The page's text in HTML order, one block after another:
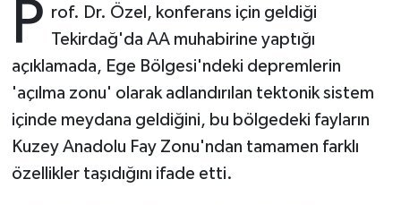
P rof. Dr. Özel, konferans için geldiği
Tekirdağ'da AA muhabirine yaptığı
açıklamada, Ege Bölgesi'ndeki depremlerin
'açılma zonu' olarak adlandırılan tektonik sistem
içinde meydana geldiğini, bu bölgedeki fayların
Kuzey Anadolu Fay Zonu'ndan tamamen farklı
özellikler taşıdığını ifade etti.
Bitlis Müftülüğü
Bolu Müftülüğü
Burdur Müftülüğü
Bursa Müftülüğü
Sağlık
Makaleler
Ekonomi
Duyurular